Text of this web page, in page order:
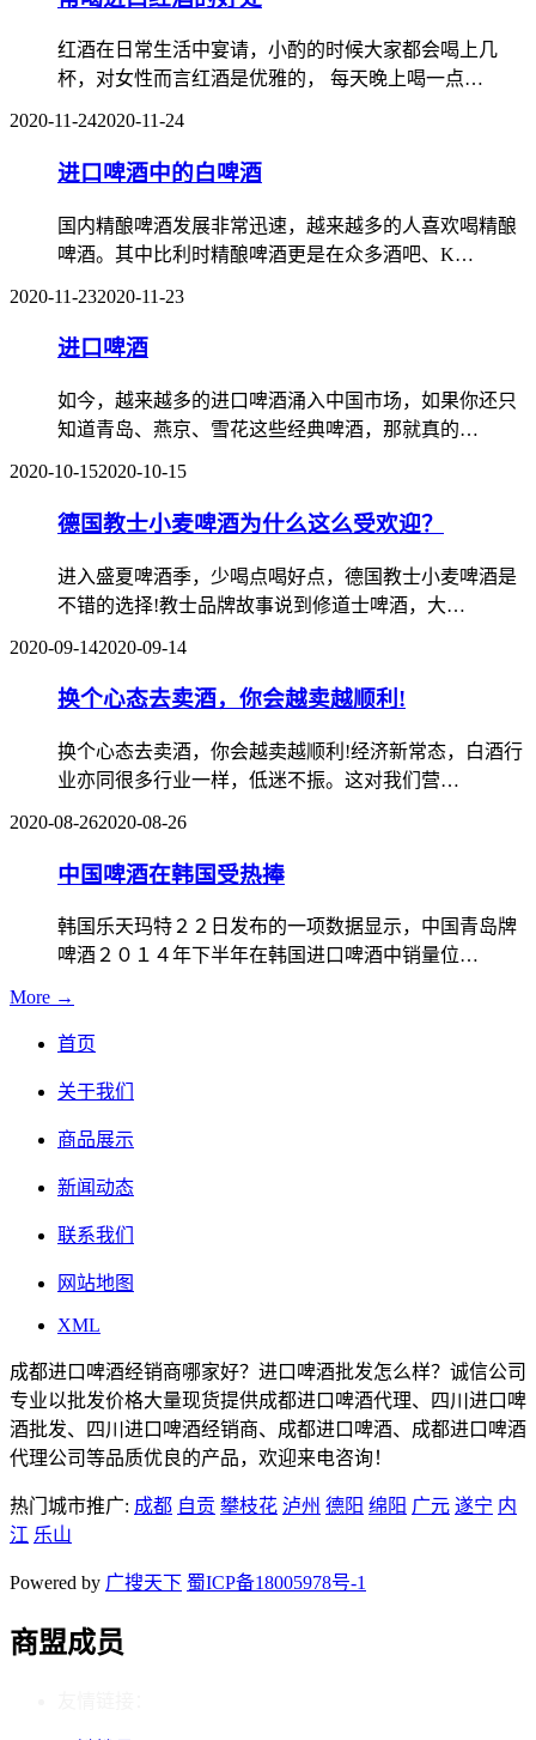
红酒在日常生活中宴请，小酌的时候大家都会喝上几
杯，对女性而言红酒是优雅的， 每天晚上喝一点…
2020-11-242020-11-24
进口啤酒中的白啤酒
国内精酿啤酒发展非常迅速，越来越多的人喜欢喝精酿
啤酒。其中比利时精酿啤酒更是在众多酒吧、K…
2020-11-232020-11-23
进口啤酒
如今，越来越多的进口啤酒涌入中国市场，如果你还只
知道青岛、燕京、雪花这些经典啤酒，那就真的…
2020-10-152020-10-15
德国教士小麦啤酒为什么这么受欢迎？
进入盛夏啤酒季，少喝点喝好点，德国教士小麦啤酒是
不错的选择!教士品牌故事说到修道士啤酒，大…
2020-09-142020-09-14
换个心态去卖酒，你会越卖越顺利!
换个心态去卖酒，你会越卖越顺利!经济新常态，白酒行
业亦同很多行业一样，低迷不振。这对我们营…
2020-08-262020-08-26
中国啤酒在韩国受热捧
韩国乐天玛特２２日发布的一项数据显示，中国青岛牌
啤酒２０１４年下半年在韩国进口啤酒中销量位…
More →
首页
关于我们
商品展示
新闻动态
联系我们
网站地图
XML
成都进口啤酒经销商哪家好？进口啤酒批发怎么样？诚信公司
专业以批发价格大量现货提供成都进口啤酒代理、四川进口啤
酒批发、四川进口啤酒经销商、成都进口啤酒、成都进口啤酒
代理公司等品质优良的产品，欢迎来电咨询！
热门城市推广: 成都 自贡 攀枝花 泸州 德阳 绵阳 广元 遂宁 内
江 乐山
Powered by 广搜天下 蜀ICP备18005978号-1
商盟成员